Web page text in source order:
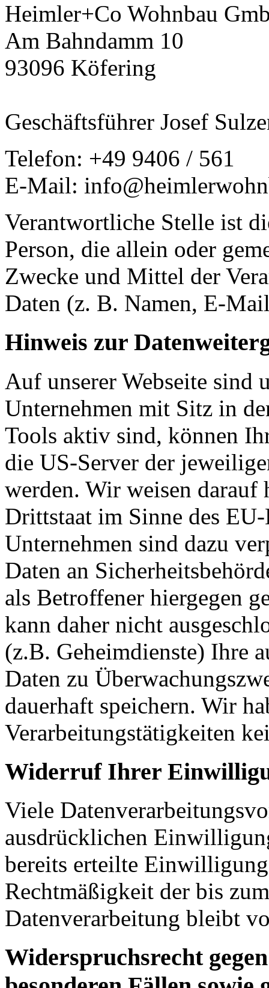
Heimler+Co Wohnbau
Am Bahndamm 10
93096 Köfering
Geschäftsführer Josef
Telefon: +49 9406 / 561
E-Mail:
Verantwortliche Stelle ist
Person, die allein oder
Zwecke und Mittel der
Daten (z. B. Namen, E-
Hinweis zur
Auf unserer Webseite sind
Unternehmen mit Sitz in
Tools aktiv sind, können
die US-Server der
werden. Wir weisen darauf
Drittstaat im Sinne des
Unternehmen sind dazu
Daten an
als Betroffener hiergegen
kann daher nicht
(z.B. Geheimdienste) Ihre
Daten zu
dauerhaft speichern. Wir
Verarbeitungstätigkeiten
Widerruf Ihrer
Viele
ausdrücklichen
bereits erteilte
Rechtmäßigkeit der bis
Datenverarbeitung bleibt
Widerspruchsrecht